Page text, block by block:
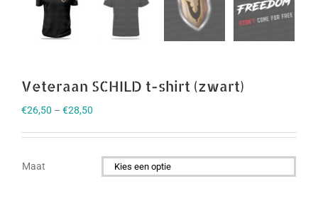
Veteraan SCHILD t-shirt (zwart)
€26,50 – €28,50
Maat